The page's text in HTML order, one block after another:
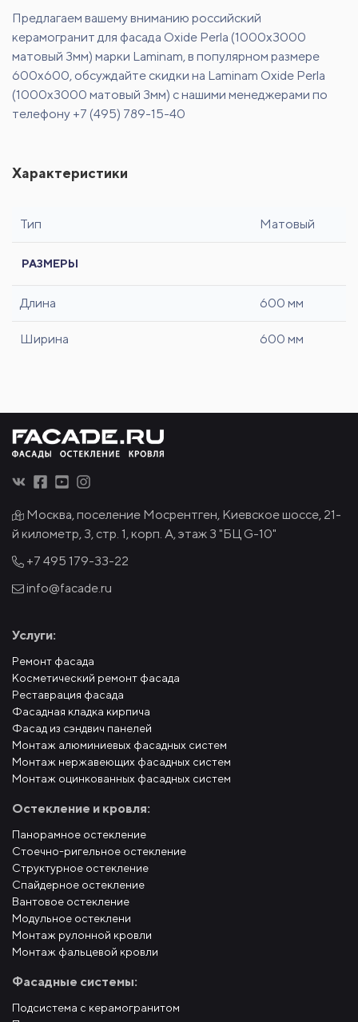
Предлагаем вашему вниманию российский
керамогранит для фасада Oxide Perla (1000x3000
матовый 3мм) марки Laminam, в популярном размере
600х600, обсуждайте скидки на Laminam Oxide Perla
(1000x3000 матовый 3мм) с нашими менеджерами по
телефону +7 (495) 789-15-40
Характеристики
Тип Матовый
РАЗМЕРЫ
Длина 600 мм
Ширина 600 мм
Москва, поселение Мосрентген, Киевское шоссе, 21-
й километр, 3, стр. 1, корп. А, этаж 3 "БЦ G-10"
+7 495 179-33-22
info@facade.ru
Услуги:
Ремонт фасада
Косметический ремонт фасада
Реставрация фасада
Фасадная кладка кирпича
Фасад из сэндвич панелей
Монтаж алюминиевых фасадных систем
Монтаж нержавеющих фасадных систем
Монтаж оцинкованных фасадных систем
Остекление и кровля:
Панорамное остекление
Стоечно-ригельное остекление
Структурное остекление
Спайдерное остекление
Вантовое остекление
Модульное остеклени
Монтаж рулонной кровли
Монтаж фальцевой кровли
Фасадные системы:
Подсистема с керамогранитом